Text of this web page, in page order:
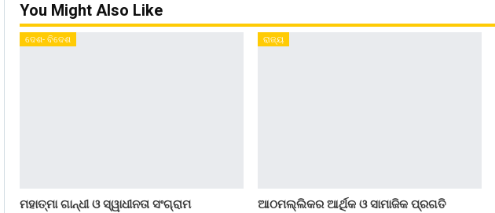
You Might Also Like
ଦେଶ- ବିଦେଶ
ମହାତ୍ମା ଗାନ୍ଧୀ ଓ ସ୍ୱାଧୀନତା ସଂଗ୍ରାମ
ରାଜ୍ୟ
ଆଠମଲ୍ଲିକର ଆର୍ଥିକ ଓ ସାମାଜିକ ପ୍ରଗତି